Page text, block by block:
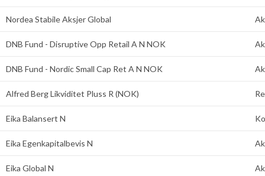
Nordea Stabile Aksjer Global
DNB Fund - Disruptive Opp Retail A N NOK
DNB Fund - Nordic Small Cap Ret A N NOK
Alfred Berg Likviditet Pluss R (NOK)
Eika Balansert N
Eika Egenkapitalbevis N
Eika Global N